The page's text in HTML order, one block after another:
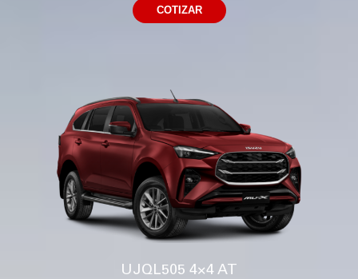
COTIZAR
UJQL505 4×4 AT